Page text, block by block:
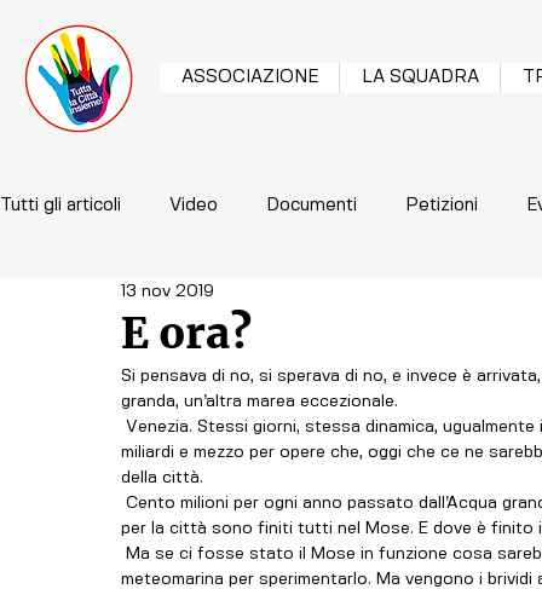
ASSOCIAZIONE LA SQUADRA
Tutti gli articoli Video Documenti Petizioni
E ora?
13 nov 2019
Si pensava di no, si sperava di no, e invece è
granda, un’altra marea eccezionale.
miliardi e mezzo per opere che, oggi che ce ne
della città.
per la città sono finiti tutti nel Mose. E dove è finito
meteomarina per sperimentarlo. Ma vengono i